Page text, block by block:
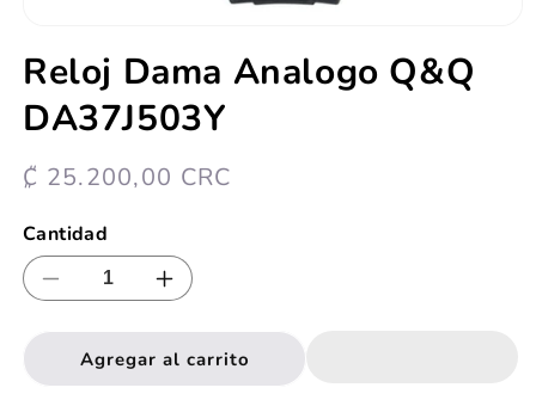
multimedia
1
en
una
Reloj Dama Analogo Q&Q
DA37J503Y
Precio
₡ 25.200,00 CRC
Cantidad
Reducir
para
Reloj
Dama
Aumentar
para
Reloj
Dama
Agregar al carrito